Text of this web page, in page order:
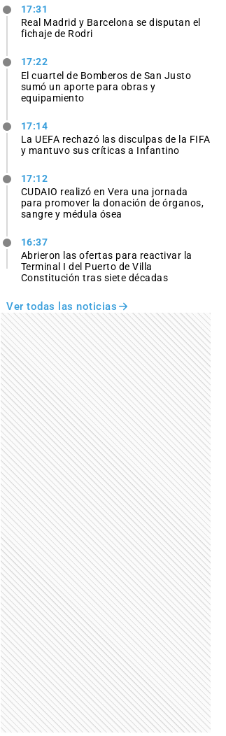
17:31
Real Madrid y Barcelona se disputan el
fichaje de Rodri
17:22
El cuartel de Bomberos de San Justo
sumó un aporte para obras y
equipamiento
17:14
La UEFA rechazó las disculpas de la FIFA
y mantuvo sus críticas a Infantino
17:12
CUDAIO realizó en Vera una jornada
para promover la donación de órganos,
sangre y médula ósea
16:37
Abrieron las ofertas para reactivar la
Terminal I del Puerto de Villa
Constitución tras siete décadas
Ver todas las noticias